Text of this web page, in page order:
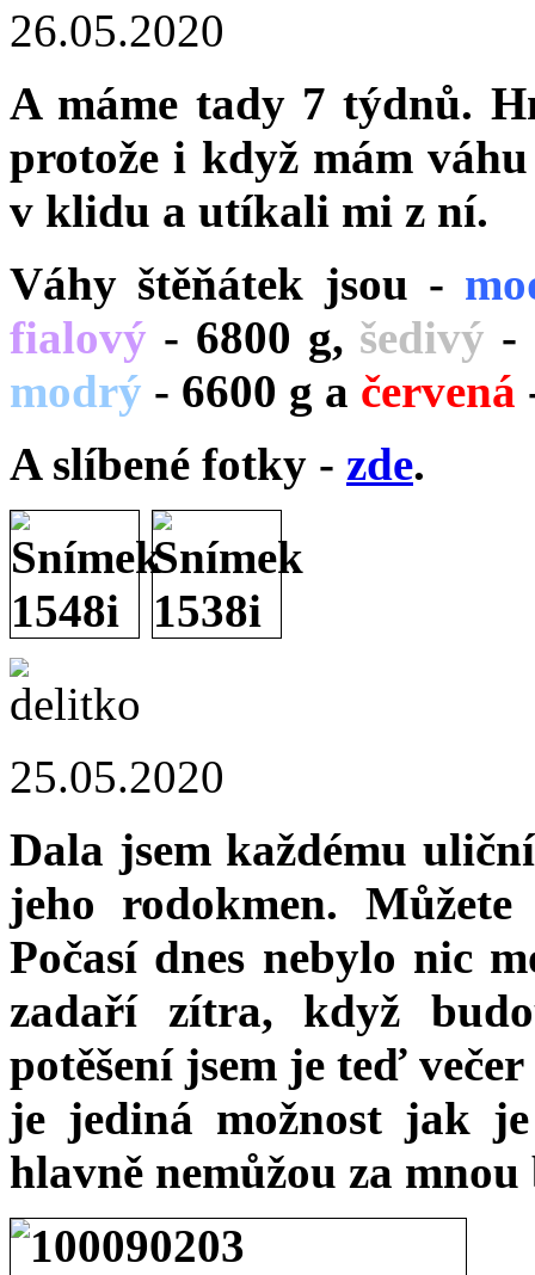
26.05.2020
A máme tady 7 týdnů.
protože i když mám
v klidu a utíkali mi z ní.
Váhy štěňátek jsou -
fialový - 6800 g, šedivý -
modrý - 6600 g a červená
A slíbené fotky - zde.
25.05.2020
Dala jsem každému
jeho rodokmen.
Počasí dnes nebylo nic
zadaří zítra, když
potěšení jsem je teď
je jediná možnost jak
hlavně nemůžou za mnou